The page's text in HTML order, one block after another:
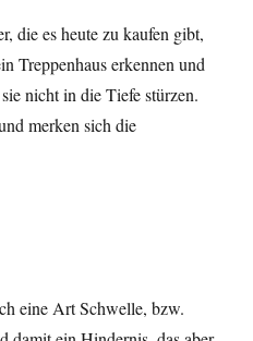
die es heute zu kaufen gibt,
Treppenhaus erkennen und
nicht in die Tiefe stürzen.
merken sich die
eine Art Schwelle, bzw.